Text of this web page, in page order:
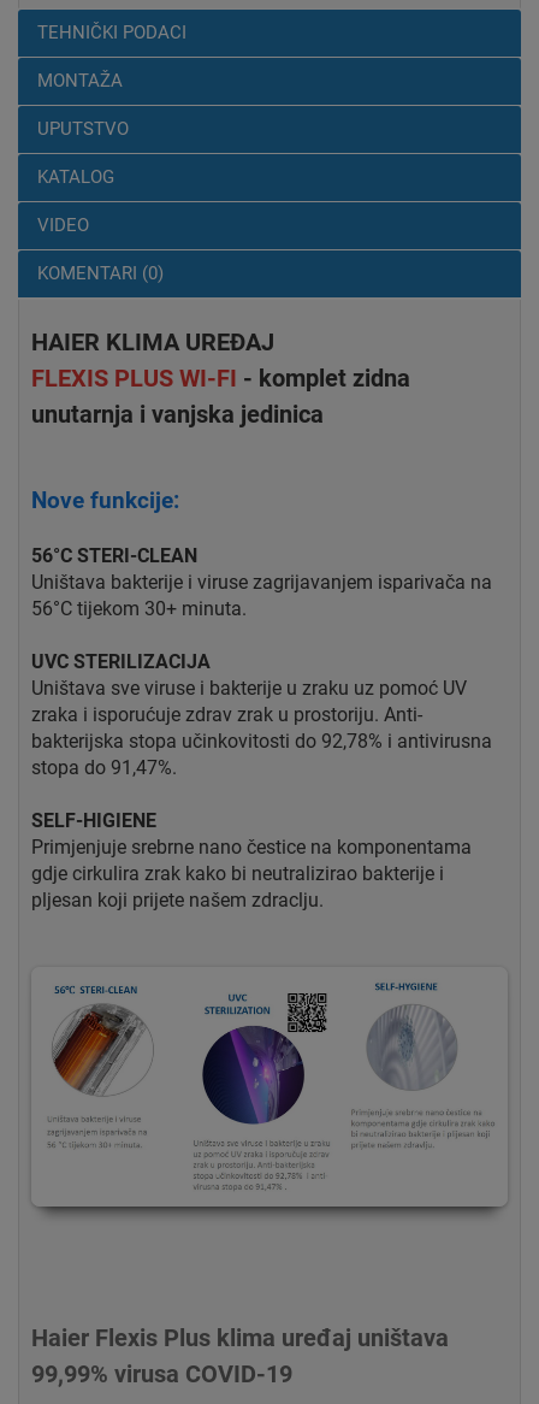
TEHNIČKI PODACI
MONTAŽA
UPUTSTVO
KATALOG
VIDEO
KOMENTARI (0)
HAIER KLIMA UREĐAJ
FLEXIS PLUS WI-FI - komplet zidna
unutarnja i vanjska jedinica
Nove funkcije:
56°C STERI-CLEAN
Uništava bakterije i viruse zagrijavanjem isparivača na
56°C tijekom 30+ minuta.
UVC STERILIZACIJA
Uništava sve viruse i bakterije u zraku uz pomoć UV
zraka i isporućuje zdrav zrak u prostoriju. Anti-
bakterijska stopa učinkovitosti do 92,78% i antivirusna
stopa do 91,47%.
SELF-HIGIENE
Primjenjuje srebrne nano čestice na komponentama
gdje cirkulira zrak kako bi neutralizirao bakterije i
pljesan koji prijete našem zdraclju.
Haier Flexis Plus klima uređaj uništava
99,99% virusa COVID-19